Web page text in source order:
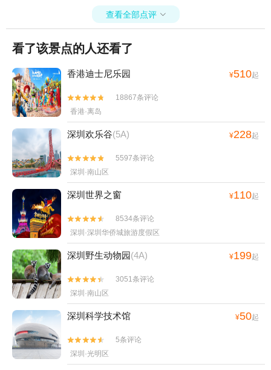
查看全部点评 
看了该景点的人还看了
香港迪士尼乐园 ¥510起


18867条评论
香港·离岛
深圳欢乐谷(5A) ¥228起


5597条评论
深圳·南山区
深圳世界之窗 ¥110起


8534条评论
深圳·深圳华侨城旅游度假区
深圳野生动物园(4A) ¥199起


3051条评论
深圳·南山区
深圳科学技术馆 ¥50起


5条评论
深圳·光明区